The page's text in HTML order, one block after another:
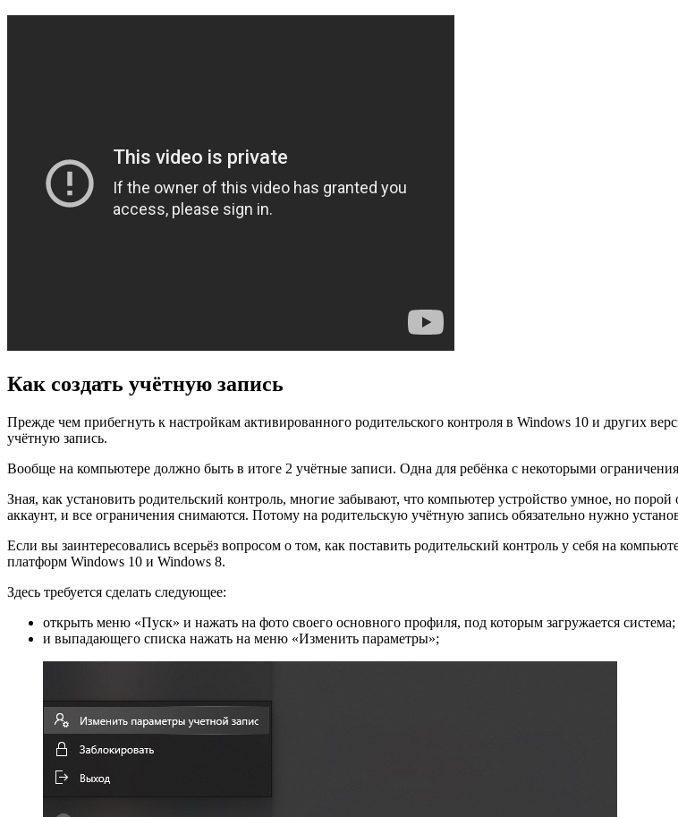
Как создать учётную запись
Прежде чем прибегнуть к настройкам активированного родительского контроля в Windows 10 и других
учётную запись.
Вообще на компьютере должно быть в итоге 2 учётные записи. Одна для ребёнка с некоторыми
Зная, как установить родительский контроль, многие забывают, что компьютер устройство умное, но
аккаунт, и все ограничения снимаются. Потому на родительскую учётную запись обязательно нужно
Если вы заинтересовались всерьёз вопросом о том, как поставить родительский контроль у себя на
платформ Windows 10 и Windows 8.
Здесь требуется сделать следующее:
открыть меню «Пуск» и нажать на фото своего основного профиля, под которым загружается система;
и выпадающего списка нажать на меню «Изменить параметры»;